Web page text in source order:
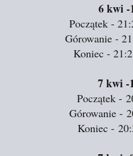
6 kwi -
Początek -
Górowanie -
Koniec -
7 kwi-
Początek -
Górowanie -
Koniec -